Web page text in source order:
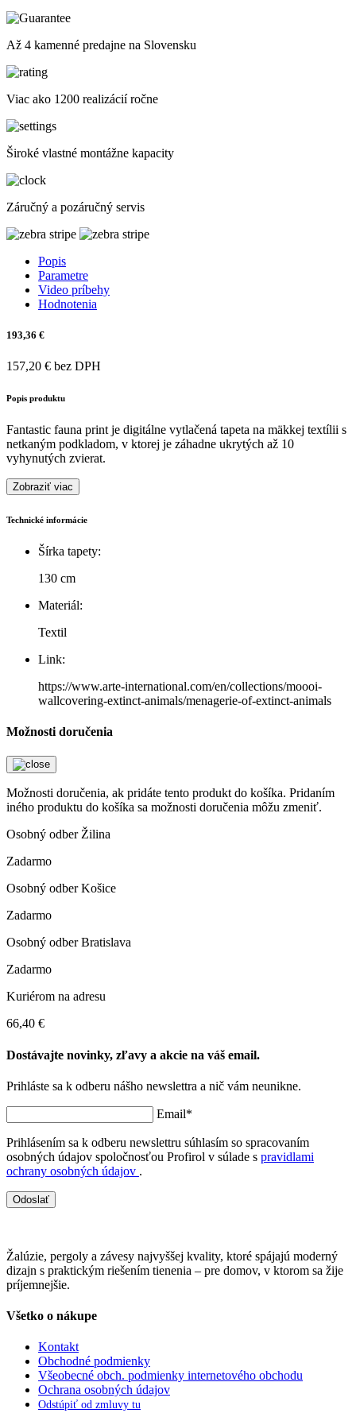
Až 4 kamenné predajne na Slovensku
Viac ako 1200 realizácií ročne
Široké vlastné montážne kapacity
Záručný a pozáručný servis
Popis
Parametre
Video príbehy
Hodnotenia
193,36 €
157,20 € bez DPH
Popis produktu
Fantastic fauna print je digitálne vytlačená tapeta na mäkkej textílii s
netkaným podkladom, v ktorej je záhadne ukrytých až 10
vyhynutých zvierat.
Zobraziť viac
Technické informácie
Šírka tapety:
130 cm
Materiál:
Textil
Link:
https://www.arte-international.com/en/collections/moooi-
wallcovering-extinct-animals/menagerie-of-extinct-animals
Možnosti doručenia
Možnosti doručenia, ak pridáte tento produkt do košíka. Pridaním
iného produktu do košíka sa možnosti doručenia môžu zmeniť.
Osobný odber Žilina
Zadarmo
Osobný odber Košice
Zadarmo
Osobný odber Bratislava
Zadarmo
Kuriérom na adresu
66,40 €
Dostávajte novinky, zľavy a akcie na váš email.
Prihláste sa k odberu nášho newslettra a nič vám neunikne.
Email*
Prihlásením sa k odberu newslettru súhlasím so spracovaním
osobných údajov spoločnosťou Profirol v súlade s pravidlami
ochrany osobných údajov .
Odoslať
Žalúzie, pergoly a závesy najvyššej kvality, ktoré spájajú moderný
dizajn s praktickým riešením tienenia – pre domov, v ktorom sa žije
príjemnejšie.
Všetko o nákupe
Kontakt
Obchodné podmienky
Všeobecné obch. podmienky internetového obchodu
Ochrana osobných údajov
Odstúpiť od zmluvy tu